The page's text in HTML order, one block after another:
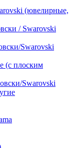
(ювелирные,
/ Swarovski
Swarovski
(с плоским
Swarovski